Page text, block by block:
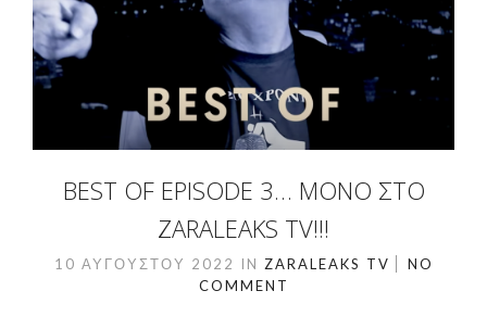
BEST OF EPISODE 3… ΜΌΝΟ ΣΤΟ
ZARALEAKS TV!!!
10 ΑΥΓΟΎΣΤΟΥ 2022 IN ZARALEAKS TV
NO
COMMENT